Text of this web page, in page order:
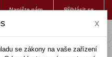
Přihlásit se
Napište nám
x
se zákony na vaše zařízení